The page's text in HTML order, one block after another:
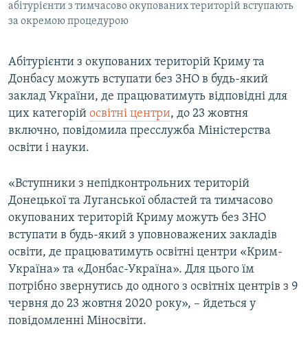
абітурієнти з тимчасово окупованих територій вступають
за окремою процедурою
Абітурієнти з окупованих територій Криму та
Донбасу можуть вступати без ЗНО в будь-який
заклад України, де працюватимуть відповідні для
цих категорій освітні центри, до 23 жовтня
включно, повідомила пресслужба Міністерства
освіти і науки.
«Вступники з непідконтрольних територій
Донецької та Луганської областей та тимчасово
окупованих територій Криму можуть без ЗНО
вступати в будь-який з уповноважених закладів
освіти, де працюватимуть освітні центри «Крим-
Україна» та «Донбас-Україна». Для цього їм
потрібно звернутись до одного з освітніх центрів з 9
червня до 23 жовтня 2020 року», – йдеться у
повідомленні Міносвіти.